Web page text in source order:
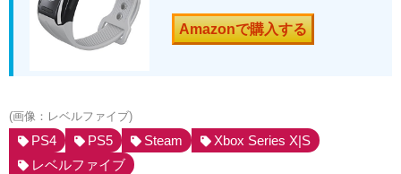
Amazonで購入する
(画像：レベルファイブ)
PS4 PS5 Steam
Xbox Series X|S
レベルファイブ